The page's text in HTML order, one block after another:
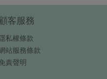
客服務
私權條款
站服務條款
責聲明